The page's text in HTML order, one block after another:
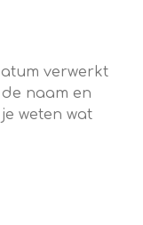
verwerkt
naam en
weten wat